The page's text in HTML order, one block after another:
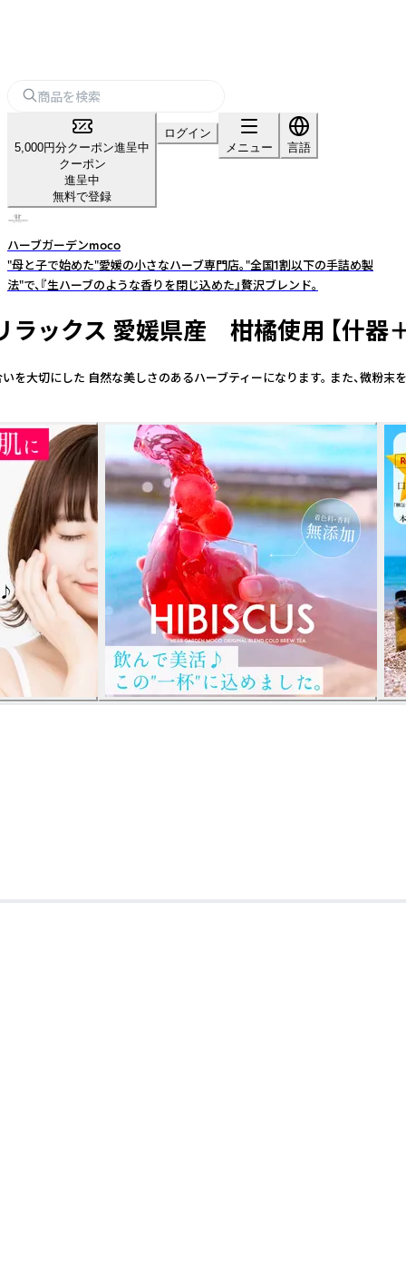
5,000円分クーポン進呈中
クーポン
進呈中
無料で登録
ログイン
メニュー
言語
ハーブガーデンmoco
"母と子で始めた"愛媛の小さなハーブ専門店。"全国1割以下の手詰め製
法"で、『生ハーブのような香りを閉じ込めた』贅沢ブレンド。
ス 愛媛県産 柑橘使用 【什器
にした 自然な美しさのあるハーブティーになります。 また、微